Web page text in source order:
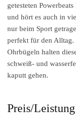
getesteten
und hört es auch in
nur beim Sport
perfekt für den Alltag.
Ohrbügeln halten
schweiß- und
kaputt gehen.
Preis/Leistung